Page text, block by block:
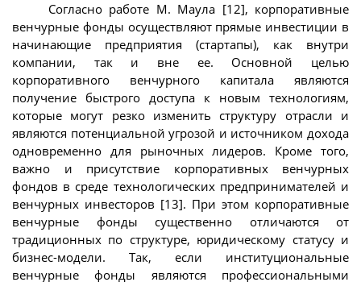
Согласно работе М. Маула [12], корпоративные
венчурные фонды осуществляют прямые инвестиции в
начинающие предприятия (стартапы), как внутри
компании, так и вне ее. Основной целью
корпоративного венчурного капитала являются
получение быстрого доступа к новым технологиям,
которые могут резко изменить структуру отрасли и
являются потенциальной угрозой и источником дохода
одновременно для рыночных лидеров. Кроме того,
важно и присутствие корпоративных венчурных
фондов в среде технологических предпринимателей и
венчурных инвесторов [13]. При этом корпоративные
венчурные фонды существенно отличаются от
традиционных по структуре, юридическому статусу и
бизнес-модели. Так, если институциональные
венчурные фонды являются профессиональными